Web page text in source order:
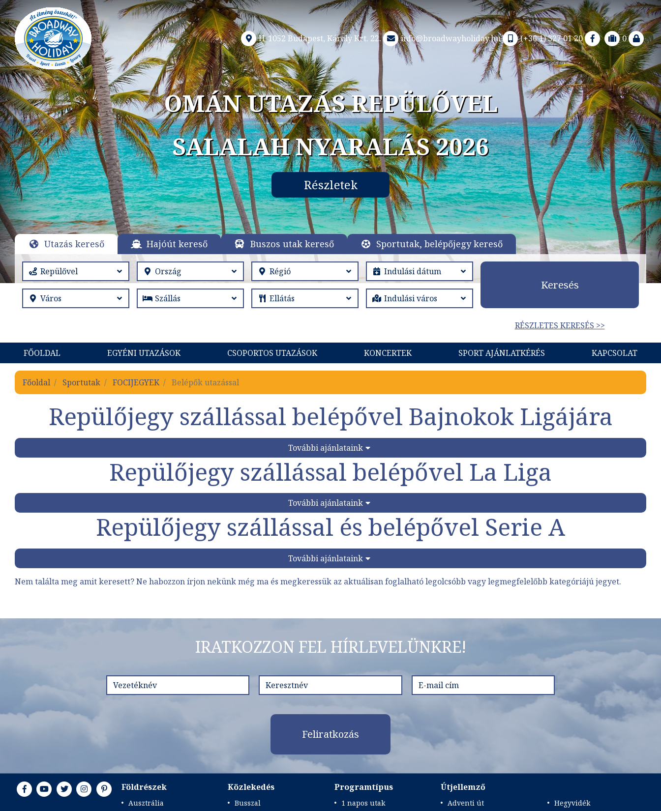
H-1052 Budapest, Károly Krt. 22. info@broadwayholiday.hu (+36 1) 327 01 20 0
Utazás kereső Hajóút kereső Buszos utak kereső Sportutak, belépőjegy kereső
Keresés
RÉSZLETES KERESÉS >>
FŐOLDAL EGYÉNI UTAZÁSOK CSOPORTOS UTAZÁSOK KONCERTEK SPORT AJÁNLATKÉRÉS KAPCSOLAT
Főoldal Sportutak FOCIJEGYEK Belépők utazással
Repülőjegy szállással belépővel Bajnokok Ligájára
További ajánlataink
Repülőjegy szállással belépővel La Liga
További ajánlataink
Repülőjegy szállással és belépővel Serie A
További ajánlataink
Nem találta meg amit keresett? Ne habozzonírjon nekünkmég ma és megkeressük az aktuálisan foglalható legolcsóbb vagy legmegfelelőbb kategóriájú jegyet.
IRATKOZZON FEL HÍRLEVELÜNKRE!
Feliratkozás
Földrészek
Ausztrália
Közlekedés
Busszal
Programtípus
1 napos utak
Útjellemző
Adventi út
Hegyvidék